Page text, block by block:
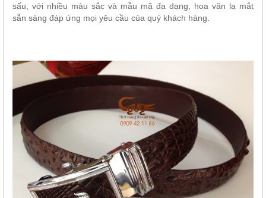
sấu, với nhiều màu sắc và mẫu mã đa dạng, hoa văn lạ mắt
sẵn sàng đáp ứng mọi yêu cầu của quý khách hàng.